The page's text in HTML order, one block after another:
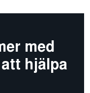
med
hjälpa